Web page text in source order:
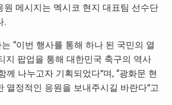
원 메시지는 멕시코 현지 대표팀 선수단
.
“이번 행사를 통해 하나 된 국민의 열
지 팝업을 통해 대한민국 축구의 역사
께 나누고자 기획되었다”며, “광화문 현
열정적인 응원을 보내주시길 바란다”고